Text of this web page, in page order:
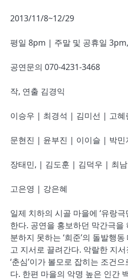
2013/11/8~12/29
평일 8pm | 주말 및 공휴일
공연문의 070-4231-3468
작, 연출 김경익
이승우 | 최경석 | 김미선 | 고혜
문현진 | 윤부진 | 이이슬 | 박민
장태민, | 김도훈 | 김덕우 | 최
고은영 | 강은혜
일제 치하의 시골 마을에 ‘유랑
한다. 공연을 홍보하던 막간극을
분하지 못하는 ‘희준’의 돌발행
고 지서로 끌려간다. 악랄한 지
‘춘심’이가 볼모로 잡히는 조건
다. 한편 마을의 악명 높은 인간